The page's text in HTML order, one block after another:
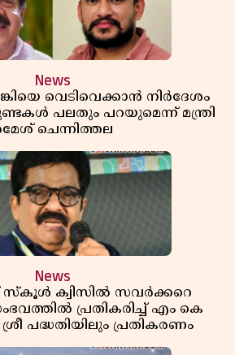
News
വെടിവെക്കാൻ നിർദേശം
ഗുണ്ടകൾ പലതും പറയുമെന്ന് മന്ത്രി
ചെന്നിത്തല
News
ക്വിസിൽ സവർക്കറെ
പ്രതികരിച്ച് എം കെ
പദ്ധതിയിലും പ്രതികരണം